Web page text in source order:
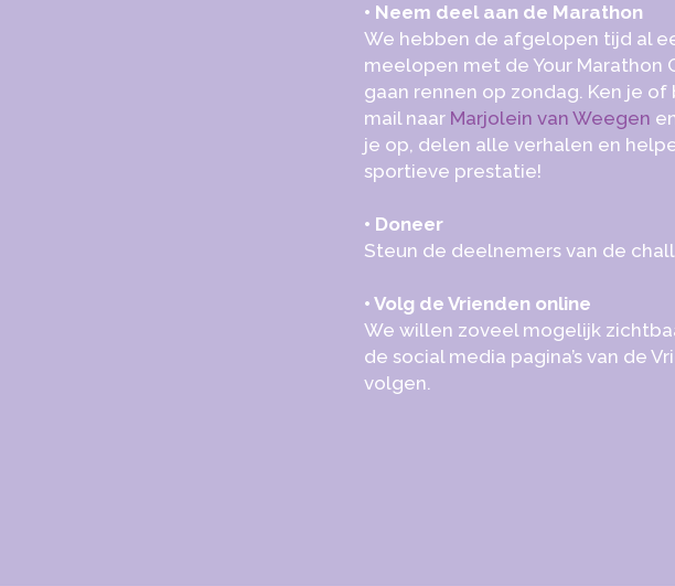
• Neem deel aan de Marathon
We hebben de afgelopen tijd al
meelopen met de Your Marathon
gaan rennen op zondag. Ken je
mail naar Marjolein van Weegen
je op, delen alle verhalen en
sportieve prestatie!
• Doneer
Steun de deelnemers van de
• Volg de Vrienden online
We willen zoveel mogelijk
de social media pagina’s van de
volgen.